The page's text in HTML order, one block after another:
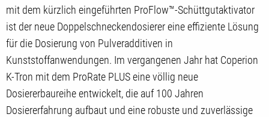
mit dem kürzlich eingeführten ProFlow™-Schüttgutaktivator
ist der neue Doppelschneckendosierer eine effiziente Lösung
für die Dosierung von Pulveradditiven in
Kunststoffanwendungen. Im vergangenen Jahr hat Coperion
K-Tron mit dem ProRate PLUS eine völlig neue
Dosiererbaureihe entwickelt, die auf 100 Jahren
Dosiererfahrung aufbaut und eine robuste und zuverlässige